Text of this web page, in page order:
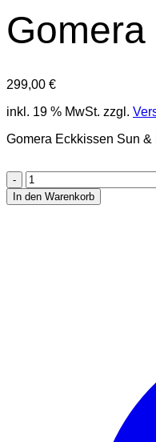
299,00 €
inkl. 19 % MwSt. zzgl.
Gomera Eckkissen Sun
Gomera
Eckkissen
Menge
In den Warenkorb